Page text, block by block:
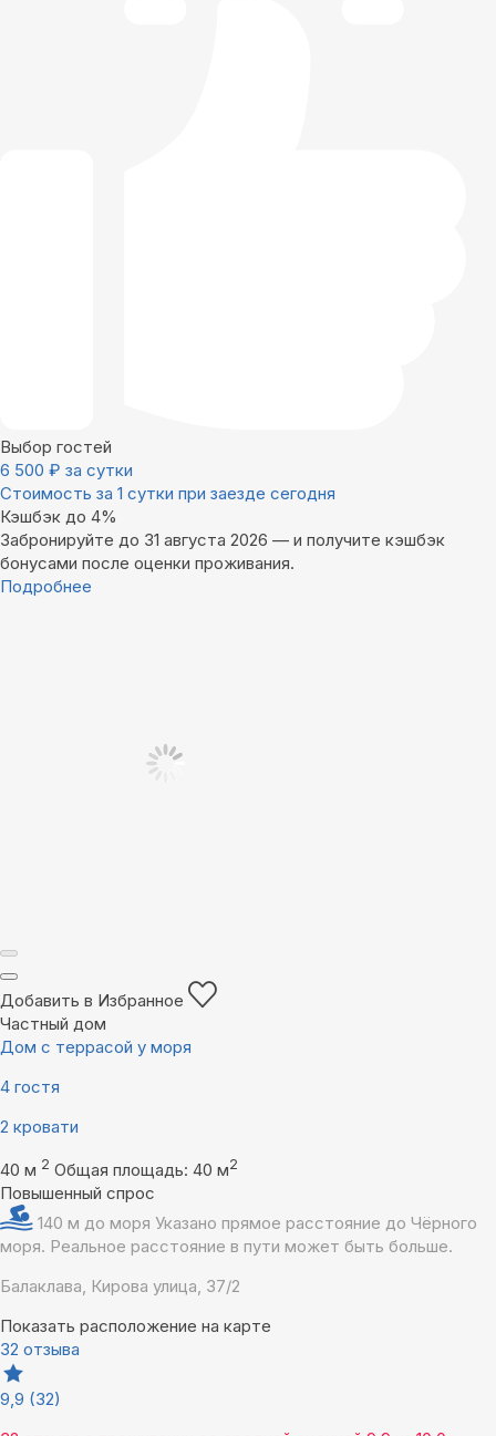
Выбор гостей
6 500 ₽ за сутки
Стоимость за 1 сутки при заезде сегодня
Кэшбэк до 4%
Забронируйте до 31 августа 2026 — и получите кэшбэк
бонусами после оценки проживания.
Подробнее
Добавить в Избранное
Частный дом
Дом с террасой у моря
4 гостя
2 кровати
40 м 2 Общая площадь: 40 м2
Повышенный спрос
140 м до моря Указано прямое расстояние до Чёрного
моря. Реальное расстояние в пути может быть больше.
Балаклава, Кирова улица, 37/2
Показать расположение на карте
32 отзыва
9,9 (32)